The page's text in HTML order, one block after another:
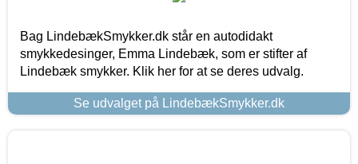
Bag LindebækSmykker.dk står en autodidakt
smykkedesinger, Emma Lindebæk, som er stifter af
Lindebæk smykker. Klik her for at se deres udvalg.
Se udvalget på LindebækSmykker.dk